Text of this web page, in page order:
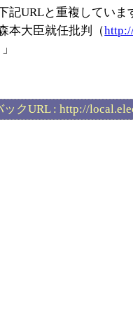
記URLと重複していま
本大臣就任批判（
ックURL : http://